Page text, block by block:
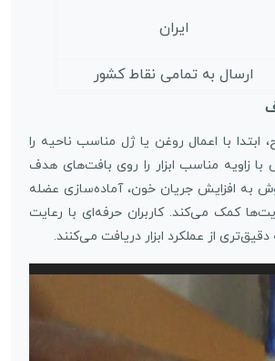
ایران
ارسال به تمامی نقاط کشور
ابتدا با اعمال روغن یا ژل مناسب ناحیه را
زاویه مناسب ابزار را روی بافت‌های هدف
به افزایش جریان خون، آماده‌سازی عضله
کمک می‌کند. کاربران حرفه‌ای با رعایت
از عملکرد ابزار دریافت می‌کنند.